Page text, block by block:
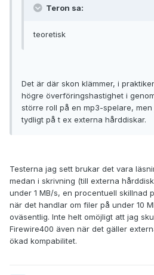
Teron sa:
teoretisk
Det är där skon klämmer, i
högre överföringshastighet i
större roll på en mp3-spelare,
tydligt på t ex externa hårddiskar.
Testerna jag sett brukar det vara
medan i skrivning (till externa
under 1 MB/s, en procentuell skillnad
när det handlar om filer på under 10
oväsentlig. Inte helt omöjligt att jag
Firewire400 även när det gäller
ökad kompabilitet.